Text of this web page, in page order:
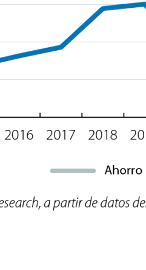
window)
window)